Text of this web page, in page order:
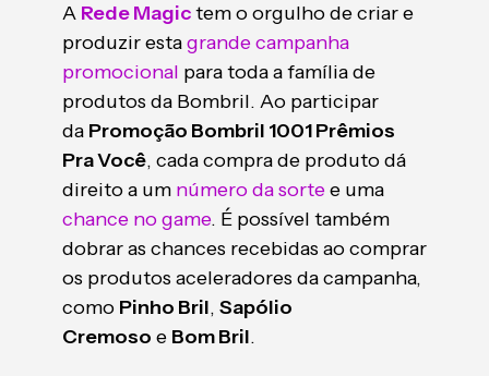
A Rede Magictem o orgulho de criar e
produzir estagrande campanha
promocional para toda a família de
produtos da Bombril. Ao participar
da Promoção Bombril 1001 Prêmios
Pra Você, cada compra de produto dá
direito a um número da sortee uma
chance no game. É possível também
dobrar as chances recebidas ao comprar
os produtos aceleradores da campanha,
como Pinho Bril, Sapólio
Cremoso e Bom Bril.